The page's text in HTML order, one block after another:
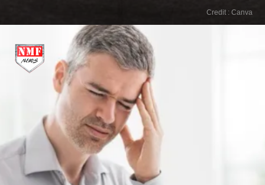
Credit : Canva